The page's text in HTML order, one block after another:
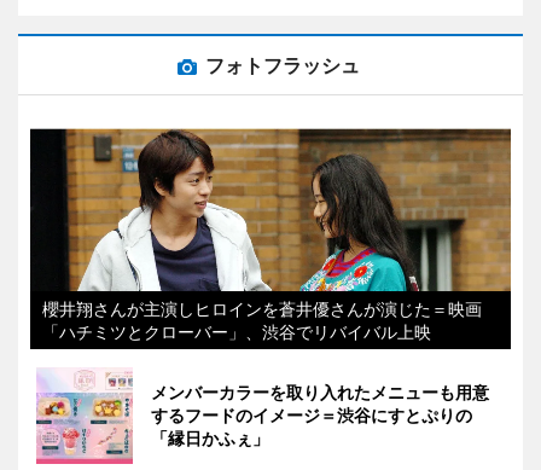
フォトフラッシュ
櫻井翔さんが主演しヒロインを蒼井優さんが演じた＝映画
「ハチミツとクローバー」、渋谷でリバイバル上映
メンバーカラーを取り入れたメニューも用意
するフードのイメージ＝渋谷にすとぷりの
「縁日かふぇ」